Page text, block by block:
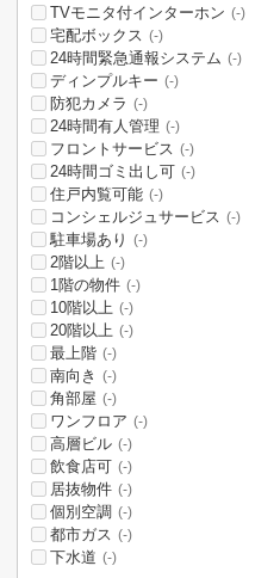
TVモニタ付インターホン (-)
宅配ボックス (-)
24時間緊急通報システム (-)
ディンプルキー (-)
防犯カメラ (-)
24時間有人管理 (-)
フロントサービス (-)
24時間ゴミ出し可 (-)
住戸内覧可能 (-)
コンシェルジュサービス (-)
駐車場あり (-)
2階以上 (-)
1階の物件 (-)
10階以上 (-)
20階以上 (-)
最上階 (-)
南向き (-)
角部屋 (-)
ワンフロア (-)
高層ビル (-)
飲食店可 (-)
居抜物件 (-)
個別空調 (-)
都市ガス (-)
下水道 (-)